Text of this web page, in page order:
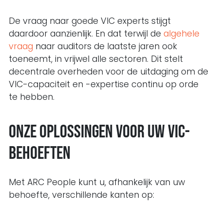
De vraag naar goede VIC experts stijgt
daardoor aanzienlijk. En dat terwijl de algehele
vraag naar auditors de laatste jaren ook
toeneemt, in vrijwel alle sectoren. Dit stelt
decentrale overheden voor de uitdaging om de
VIC-capaciteit en -expertise continu op orde
te hebben.
Onze oplossingen voor uw VIC-
behoeften
Met ARC People kunt u, afhankelijk van uw
behoefte, verschillende kanten op: